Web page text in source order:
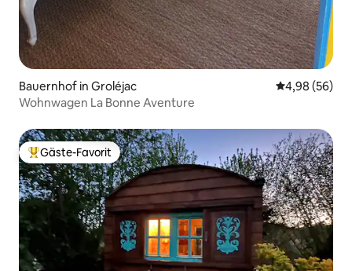
Bauernhof in Groléjac
4,98 (56)
Wohnwagen La Bonne Aventure
Beliebter Gäste-Favorit.
Gäste-Favorit